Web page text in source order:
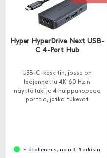
Hyper HyperDrive Next USB-
C 4-Port Hub
USB-C-keskitin, jossa on
laajennettu 4K 60 Hz:n
näyttötuki ja 4 huippunopeaa
porttia, jotka tukevat
Etätallennus, noin 3-8 arkisin